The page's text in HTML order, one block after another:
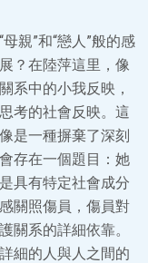
親”和“戀人”般的感
？在陸萍這里，像
系中的小我反映，
考的社會反映。這
是一種摒棄了深刻
存在一個題目：她
具有特定社會成分
關照傷員，傷員對
關系的詳細依靠。
細的人與人之間的